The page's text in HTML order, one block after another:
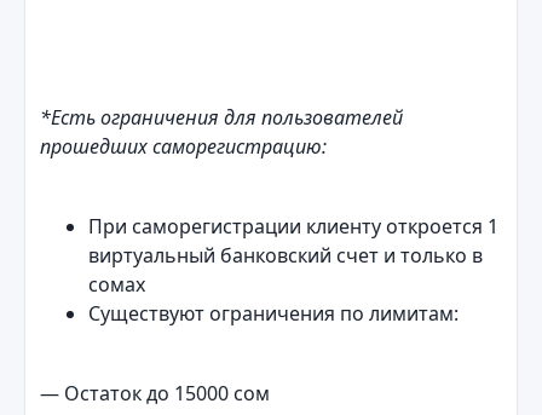
*Есть ограничения для пользователей
прошедших саморегистрацию:
При саморегистрации клиенту откроется 1
виртуальный банковский счет и только в
сомах
Существуют ограничения по лимитам:
— Остаток до 15000 сом